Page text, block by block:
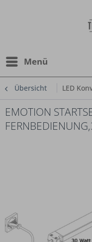
Menü
Übersicht LED
EMOTION